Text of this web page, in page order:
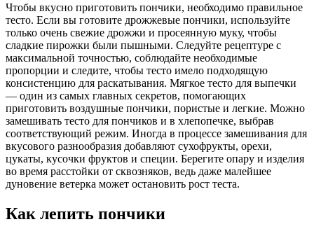
Чтобы вкусно приготовить пончики, необходимо правильное
тесто. Если вы готовите дрожжевые пончики, используйте
только очень свежие дрожжи и просеянную муку, чтобы
сладкие пирожки были пышными. Следуйте рецептуре с
максимальной точностью, соблюдайте необходимые
пропорции и следите, чтобы тесто имело подходящую
консистенцию для раскатывания. Мягкое тесто для выпечки
— один из самых главных секретов, помогающих
приготовить воздушные пончики, пористые и легкие. Можно
замешивать тесто для пончиков и в хлепопечке, выбрав
соответствующий режим. Иногда в процессе замешивания для
вкусового разнообразия добавляют сухофрукты, орехи,
цукаты, кусочки фруктов и специи. Берегите опару и изделия
во время расстойки от сквозняков, ведь даже малейшее
дуновение ветерка может остановить рост теста.
Как лепить пончики